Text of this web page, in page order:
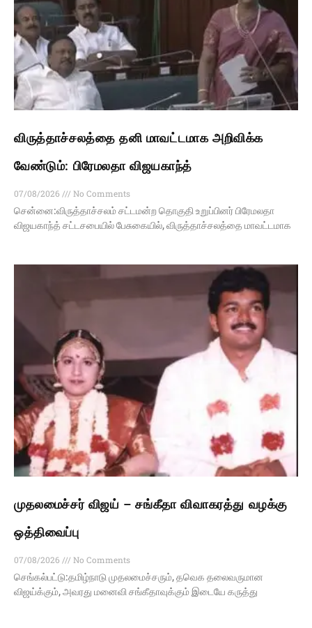
விருத்தாச்சலத்தை தனி மாவட்டமாக அறிவிக்க
வேண்டும்: பிரேமலதா விஜயகாந்த்
07/08/2026
No Comments
சென்னை:விருத்தாச்சலம் சட்டமன்ற தொகுதி உறுப்பினர் பிரேமலதா
விஜயகாந்த் சட்டசபையில் பேசுகையில், விருத்தாச்சலத்தை மாவட்டமாக
முதலமைச்சர் விஜய் – சங்கீதா விவாகரத்து வழக்கு
ஒத்திவைப்பு
07/08/2026
No Comments
செங்கல்பட்டு:தமிழ்நாடு முதலமைச்சரும், தவெக தலைவருமான
விஜய்க்கும், அவரது மனைவி சங்கீதாவுக்கும் இடையே கருத்து